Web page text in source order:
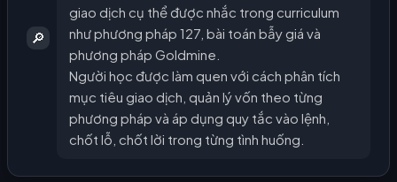
🔎
giao dịch cụ thể được nhắc trong curriculum
như phương pháp 127, bài toán bẫy giá và
phương pháp Goldmine.
Người học được làm quen với cách phân tích
mục tiêu giao dịch, quản lý vốn theo từng
phương pháp và áp dụng quy tắc vào lệnh,
chốt lỗ, chốt lời trong từng tình huống.